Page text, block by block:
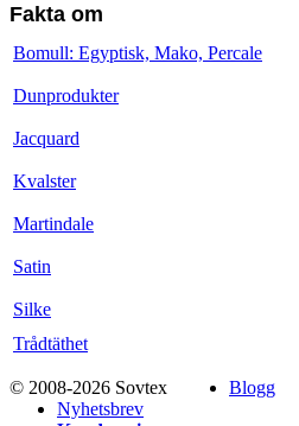
Fakta om
Bomull: Egyptisk, Mako, Percale
Dunprodukter
Jacquard
Kvalster
Martindale
Satin
Silke
Trådtäthet
© 2008-2026 Sovtex
Blogg
Nyhetsbrev